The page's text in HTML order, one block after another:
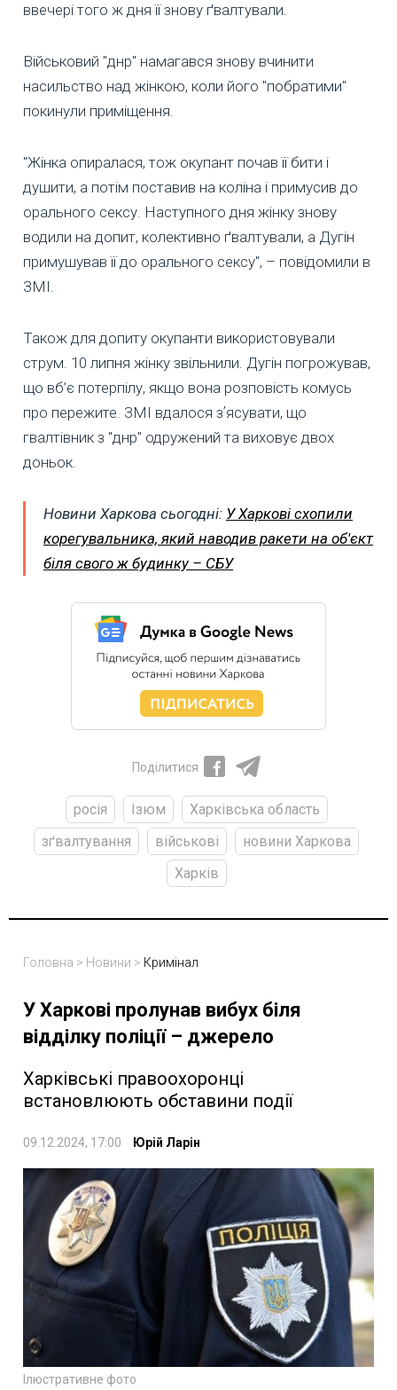
ввечері того ж дня її знову ґвалтували.
Військовий "днр" намагався знову вчинити
насильство над жінкою, коли його "побратими"
покинули приміщення.
"Жінка опиралася, тож окупант почав її бити і
душити, а потім поставив на коліна і примусив до
орального сексу. Наступного дня жінку знову
водили на допит, колективно ґвалтували, а Дугін
примушував її до орального сексу", – повідомили в
ЗМІ.
Також для допиту окупанти використовували
струм. 10 липня жінку звільнили. Дугін погрожував,
що вб’є потерпілу, якщо вона розповість комусь
про пережите. ЗМІ вдалося зʼясувати, що
гвалтівник з "днр" одружений та виховує двох
доньок.
Новини Харкова сьогодні: У Харкові схопили
корегувальника, який наводив ракети на об'єкт
біля свого ж будинку – СБУ
Поділитися
росія Ізюм
Харківська область
зґвалтування
військові
новини Харкова
Харків
Головна > Новини > Кримінал
У Харкові пролунав вибух біля
відділку поліції – джерело
Харківські правоохоронці
встановлюють обставини події
09.12.2024, 17:00 Юрій Ларін
Ілюстративне фото